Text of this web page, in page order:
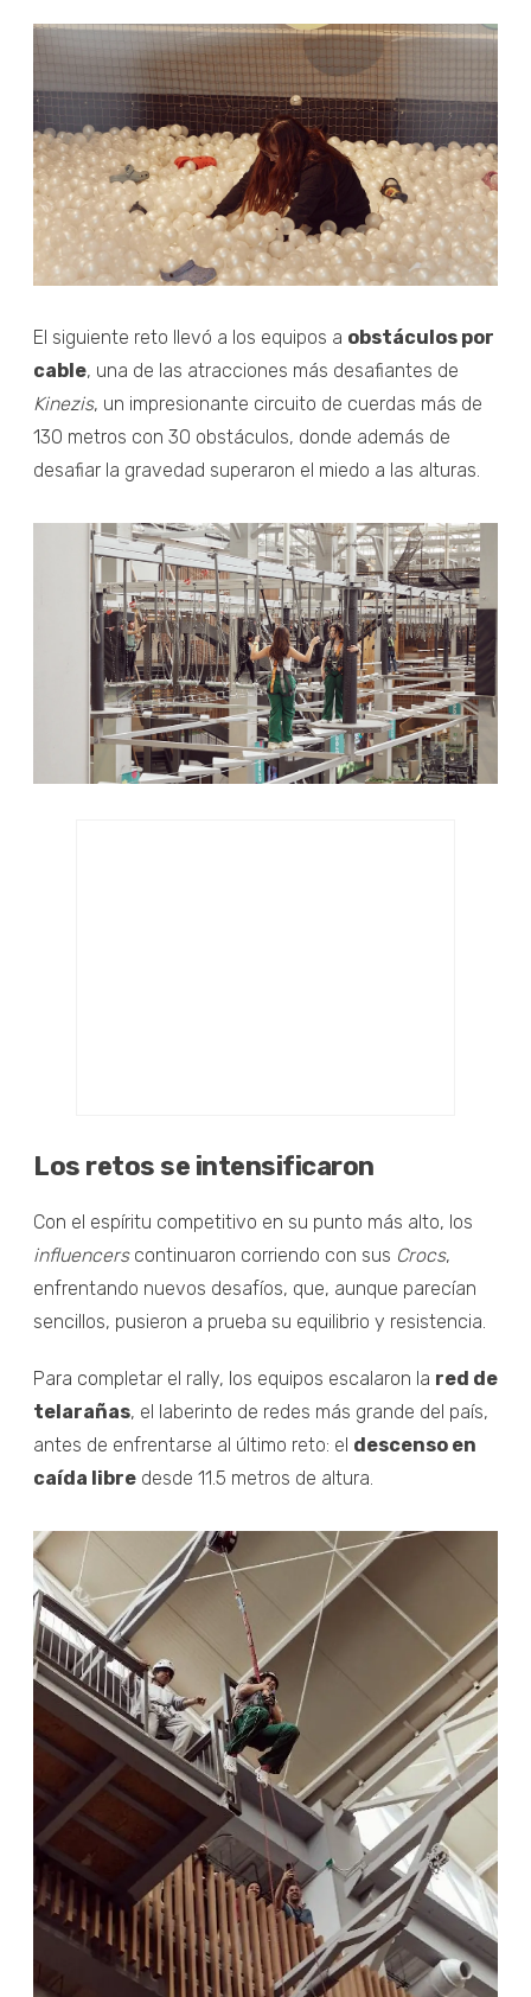
El siguiente reto llevó a los equipos a obstáculos por
cable, una de las atracciones más desafiantes de
Kinezis, un impresionante circuito de cuerdas más de
130 metros con 30 obstáculos, donde además de
desafiar la gravedad superaron el miedo a las alturas.
Los retos se intensificaron
Con el espíritu competitivo en su punto más alto, los
influencerscontinuaron corriendo con sus Crocs,
enfrentando nuevos desafíos, que, aunque parecían
sencillos, pusieron a prueba su equilibrio y resistencia.
Para completar el rally, los equipos escalaron la red de
telarañas, el laberinto de redes más grande del país,
antes de enfrentarse al último reto: el descenso en
caída libre desde 11.5 metros de altura.